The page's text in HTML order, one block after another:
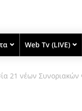
Web Tv (LIVE)
21 νέων